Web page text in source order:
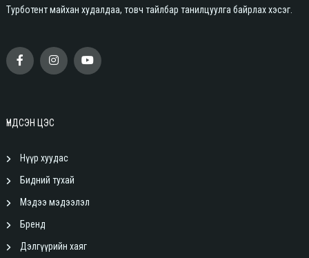
Турботент майхан худалдаа, товч тайлбар танилцуулга байрлах хэсэг.
ҮНДСЭН ЦЭС
Нүүр хуудас
Бидний тухай
Мэдээ мэдээлэл
Бренд
Дэлгүүрийн хаяг